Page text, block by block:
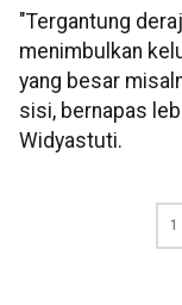
"Tergantung
menimbulkan
yang besar
sisi, bernapas
Widyastuti.
1